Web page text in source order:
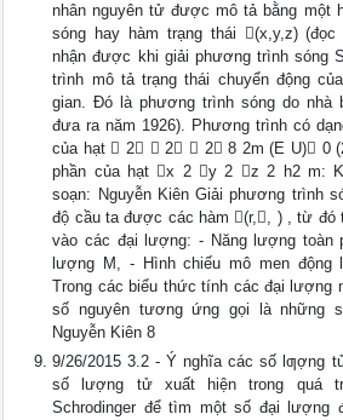
nhân nguyên tử được mô tả bằng một
sóng hay hàm trạng thái (x,y,z)
nhận được khi giải phương trình sóng
trình mô tả trạng thái chuyển động
gian. Đó là phương trình sóng do nhà
đưa ra năm 1926). Phương trình có
của hạt  2  2  2 8 2m (E U) 0
phần của hạt x 2 y 2 z 2 h2 m:
soạn: Nguyễn Kiên Giải phương trình
độ cầu ta được các hàm (r,, ) , từ đó
vào các đại lượng: - Năng lượng toàn
lượng M, - Hình chiếu mô men động
Trong các biểu thức tính các đại lượng
số nguyên tương ứng gọi là những
Nguyễn Kiên 8
9/26/2015 3.2 - Ý nghĩa các số lƣợng
số lượng tử xuất hiện trong quá
Schrodinger để tìm một số đại lượng